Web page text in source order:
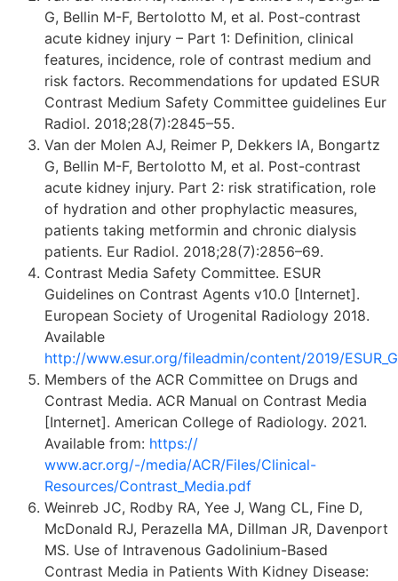
G, Bellin M-F, Bertolotto M, et al. Post-contrast
acute kidney injury – Part 1: Definition, clinical
features, incidence, role of contrast medium and
risk factors. Recommendations for updated ESUR
Contrast Medium Safety Committee guidelines Eur
Radiol. 2018;28(7):2845–55.
Van der Molen AJ, Reimer P, Dekkers IA, Bongartz
G, Bellin M-F, Bertolotto M, et al. Post-contrast
acute kidney injury. Part 2: risk stratification, role
of hydration and other prophylactic measures,
patients taking metformin and chronic dialysis
patients. Eur Radiol. 2018;28(7):2856–69.
Contrast Media Safety Committee. ESUR
Guidelines on Contrast Agents v10.0 [Internet].
European Society of Urogenital Radiology 2018.
Available
http://www.esur.org/fileadmin/content/2019/
Members of the ACR Committee on Drugs and
Contrast Media. ACR Manual on Contrast Media
[Internet]. American College of Radiology. 2021.
Available from: https://
www.acr.org/-/media/ACR/Files/Clinical-
Resources/Contrast_Media.pdf
Weinreb JC, Rodby RA, Yee J, Wang CL, Fine D,
McDonald RJ, Perazella MA, Dillman JR, Davenport
MS. Use of Intravenous Gadolinium-Based
Contrast Media in Patients With Kidney Disease: